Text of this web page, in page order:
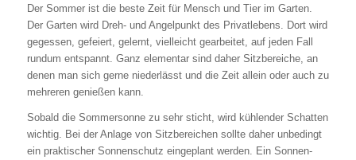
Der Sommer ist die beste Zeit für Mensch und Tier im Garten.
Der Garten wird Dreh- und Angelpunkt des Privatlebens. Dort wird
gegessen, gefeiert, gelernt, vielleicht gearbeitet, auf jeden Fall
rundum entspannt. Ganz elementar sind daher Sitzbereiche, an
denen man sich gerne niederlässt und die Zeit allein oder auch zu
mehreren genießen kann.
Sobald die Sommersonne zu sehr sticht, wird kühlender Schatten
wichtig. Bei der Anlage von Sitzbereichen sollte daher unbedingt
ein praktischer Sonnenschutz eingeplant werden. Ein Sonnen-